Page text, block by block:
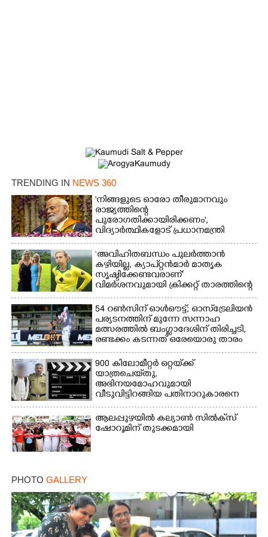
TRENDING IN NEWS 360
'നിങ്ങളുടെ ഓരോ തീരുമാനവും
രാജ്യത്തിന്റെ
പുരോഗതിക്കായിരിക്കണം',​
വിദ്യാർത്ഥികളോട് പ്രധാനമന്ത്രി
‘അവിഹിതബന്ധം പുലർത്താൻ
കഴിയില്ല,​ ക്യാപ്റ്റൻമാർ മാതൃക
സൃഷ്ടിക്കേണ്ടവരാണ്'
വിമർശനവുമായി ക്രിക്കറ്റ് താരത്തിന്റെ
ഭാര്യ
54 റൺസിന് ഓൾഔട്ട്; ഓസ്‌ട്രേലിയൻ
പര്യടനത്തിന് മുന്നേ സന്നാഹ
മത്സരത്തിൽ ബംഗ്ലാദേശിന് തിരിച്ചടി,
രണ്ടക്കം കടന്നത് ഒരേയൊരു താരം
900 കിലോമീറ്റർ ഒറ്റയ്‌ക്ക്
യാത്രചെ‌യ്‌തു,​
അഭിനയമോഹവുമായി
വീടുവിട്ടിറങ്ങിയ പതിനാറുകാരനെ
കണ്ടെത്തിയത് ഫിലിം സിറ്റിയിൽ
ആലപ്പുഴയിൽ കല്യാൺ സിൽക്‌സ്
ഷോറൂമിന് തുടക്കമായി
PHOTO GALLERY